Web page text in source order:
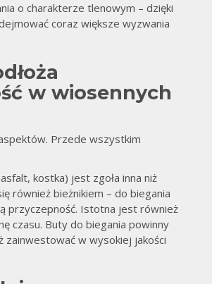
o charakterze tlenowym – dzięki
coraz większe wyzwania
w wiosennych
Przede wszystkim
kostka) jest zgoła inna niż
również bieżnikiem – do biegania
przyczepność. Istotna jest również
czasu. Buty do biegania powinny
zainwestować w wysokiej jakości